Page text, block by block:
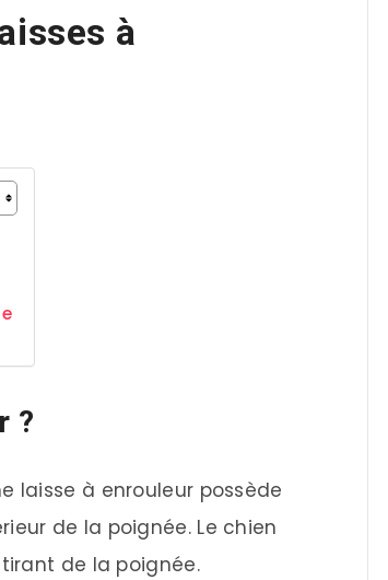
à
?
laisse à enrouleur possède
de la poignée. Le chien
de la poignée.